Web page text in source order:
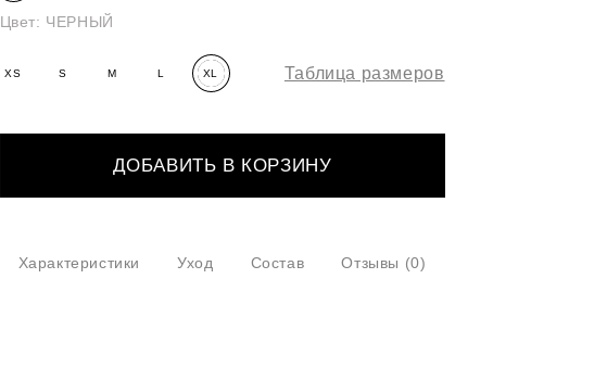
Цвет: ЧЕРНЫЙ
XS S M L XL Таблица размеров
ДОБАВИТЬ В КОРЗИНУ
Характеристики Уход Состав Отзывы (0)